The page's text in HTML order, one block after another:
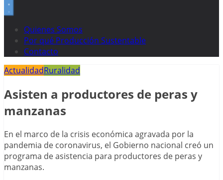
Quienes Somos
Por qué Producción Sustentable
Contacto
ActualidadRuralidad
Asisten a productores de peras y
manzanas
En el marco de la crisis económica agravada por la
pandemia de coronavirus, el Gobierno nacional creó un
programa de asistencia para productores de peras y
manzanas.